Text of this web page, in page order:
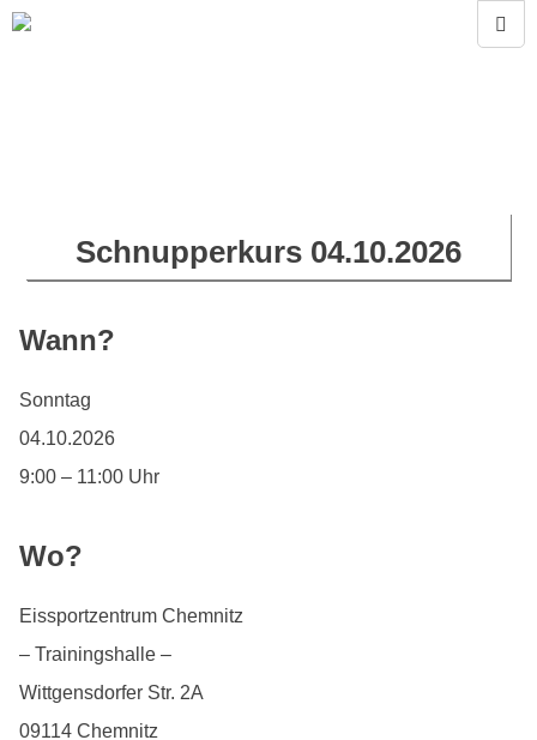
Schnupperkurs 04.10.2026
Wann?
Sonntag
04.10.2026
9:00 – 11:00 Uhr
Wo?
Eissportzentrum Chemnitz
– Trainingshalle –
Wittgensdorfer Str. 2A
09114 Chemnitz